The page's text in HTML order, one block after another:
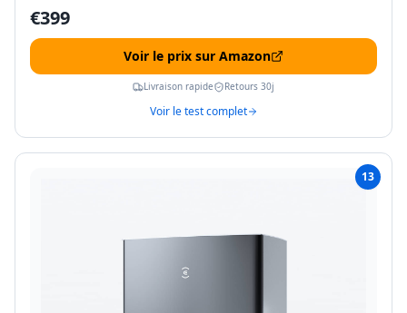
€399
Voir le prix sur Amazon
Livraison rapide Retours 30j
Voir le test complet
13